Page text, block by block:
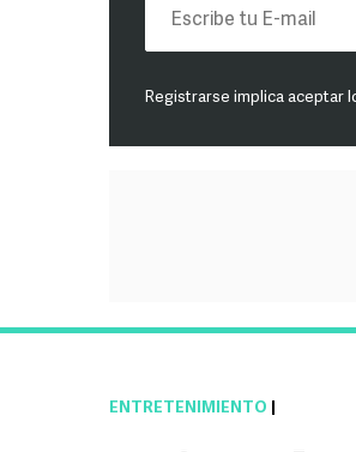
Registrarse implica aceptar
ENTRETENIMIENTO